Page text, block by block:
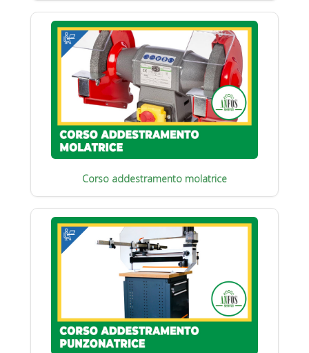
Corso addestramento molatrice